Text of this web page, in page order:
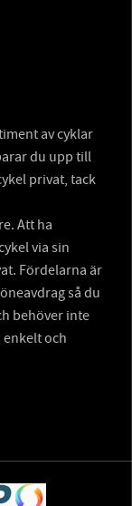
av cyklar
du upp till
privat, tack
Att ha
via sin
Fördelarna är
så du
behöver inte
enkelt och